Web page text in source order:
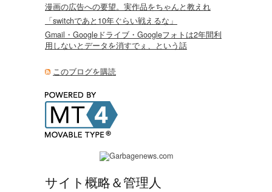
漫画の広告への要望。実作品をちゃんと教えれ
「switchであと10年ぐらい戦えるな」
Gmail・Googleドライブ・Googleフォトは2年間利
用しないとデータを消すでぇ、という話
このブログを購読
サイト概略＆管理人